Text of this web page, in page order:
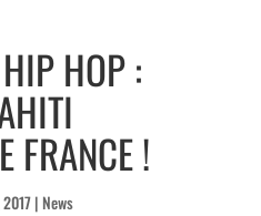
HOP :
FRANCE !
| News